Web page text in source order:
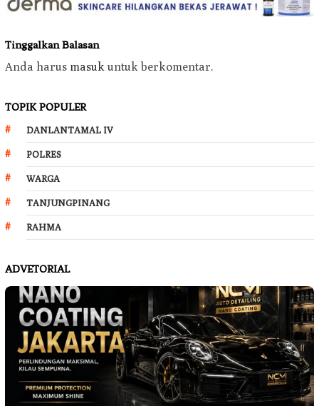
Tinggalkan Balasan
Anda harus masuk untuk berkomentar.
TOPIK POPULER
DANLANTAMAL IV
POLRES
WARGA
TANJUNGPINANG
RAHMA
ADVETORIAL